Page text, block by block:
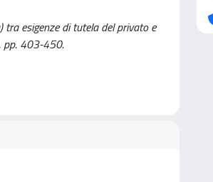
esigenze di tutela del privato e
pp. 403-450.